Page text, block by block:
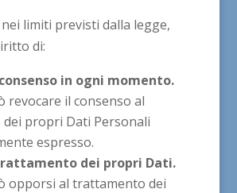
limiti previsti dalla legge,
di:
in ogni momento.
revocare il consenso al
propri Dati Personali
espresso.
dei propri Dati.
opporsi al trattamento dei